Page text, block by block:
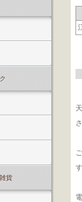
貨